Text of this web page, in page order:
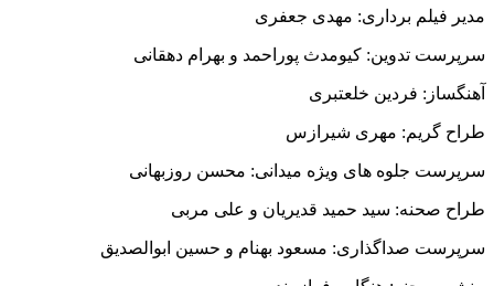
مدیر فیلم برداری: مهدی جعفری
سرپرست تدوین: کیومدث پوراحمد و بهرام دهقانی
آهنگساز: فردین خلعتبری
طراح گریم: مهری شیرازس
سرپرست جلوه های ویژه میدانی: محسن روزبهانی
طراح صحنه: سید حمید قدیریان و علی مربی
سرپرست صداگذاری: مسعود بهنام و حسین ابوالصدیق